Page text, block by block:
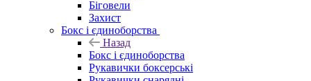
Біговели
Захист
Бокс і єдиноборства
Назад
Бокс і єдиноборства
Рукавички боксерські